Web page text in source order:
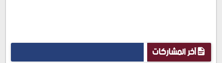
آخر المشاركات